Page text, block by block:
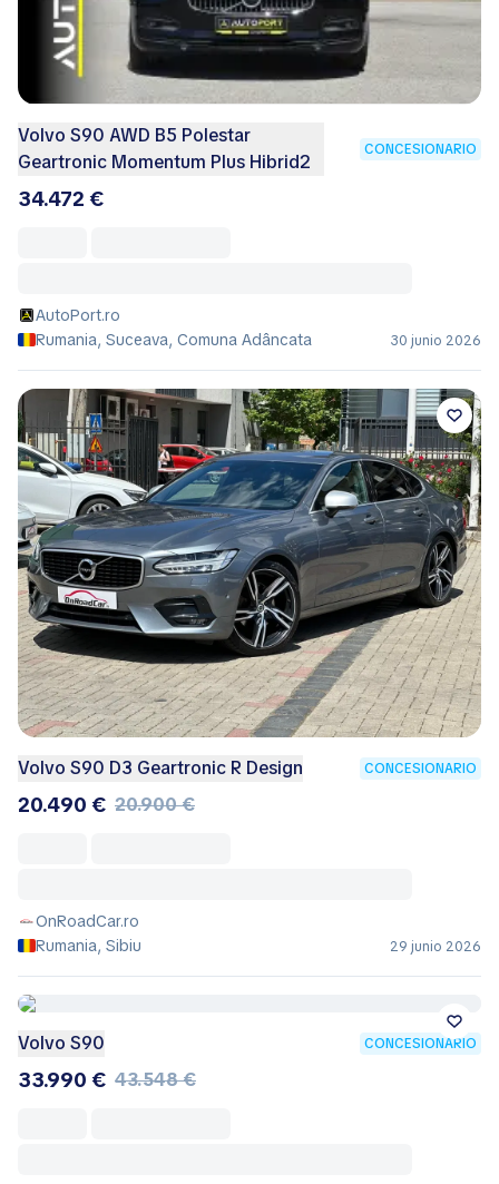
Volvo S90 AWD B5 Polestar
Geartronic Momentum Plus Hibrid2
CONCESIONARIO
34.472 €
AutoPort.ro
Rumania, Suceava, Comuna Adâncata
30 junio 2026
Volvo S90 D3 Geartronic R Design CONCESIONARIO
20.490 € 20.900 €
OnRoadCar.ro
Rumania, Sibiu
29 junio 2026
Volvo S90 CONCESIONARIO
33.990 € 43.548 €